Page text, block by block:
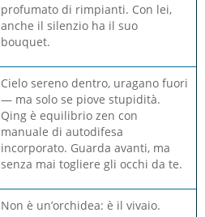
profumato di rimpianti. Con lei,
anche il silenzio ha il suo
bouquet.
Cielo sereno dentro, uragano fuori
— ma solo se piove stupidità.
Qing è equilibrio zen con
manuale di autodifesa
incorporato. Guarda avanti, ma
senza mai togliere gli occhi da te.
Non è un’orchidea: è il vivaio.